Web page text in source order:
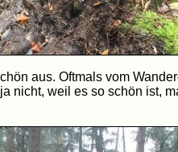
aus. Oftmals vom
nicht, weil es so schön ist,